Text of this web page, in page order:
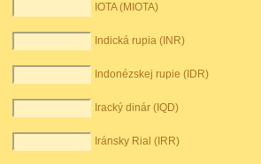
IOTA (MIOTA)
Indická rupia (INR)
Indonézskej rupie (IDR)
Iracký dinár (IQD)
Iránsky Rial (IRR)